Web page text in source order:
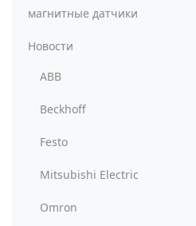
магнитные датчики
Новости
ABB
Beckhoff
Festo
Mitsubishi Electric
Omron